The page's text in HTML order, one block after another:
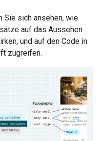
Sie sich ansehen, wie
auf das Aussehen
und auf den Code in
zugreifen.